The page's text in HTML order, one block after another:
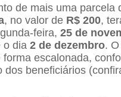
de mais uma parcela
, no valor de R$ 200,
feira, 25 de
o dia 2 de dezembro.
forma escalonada,
dos beneficiários